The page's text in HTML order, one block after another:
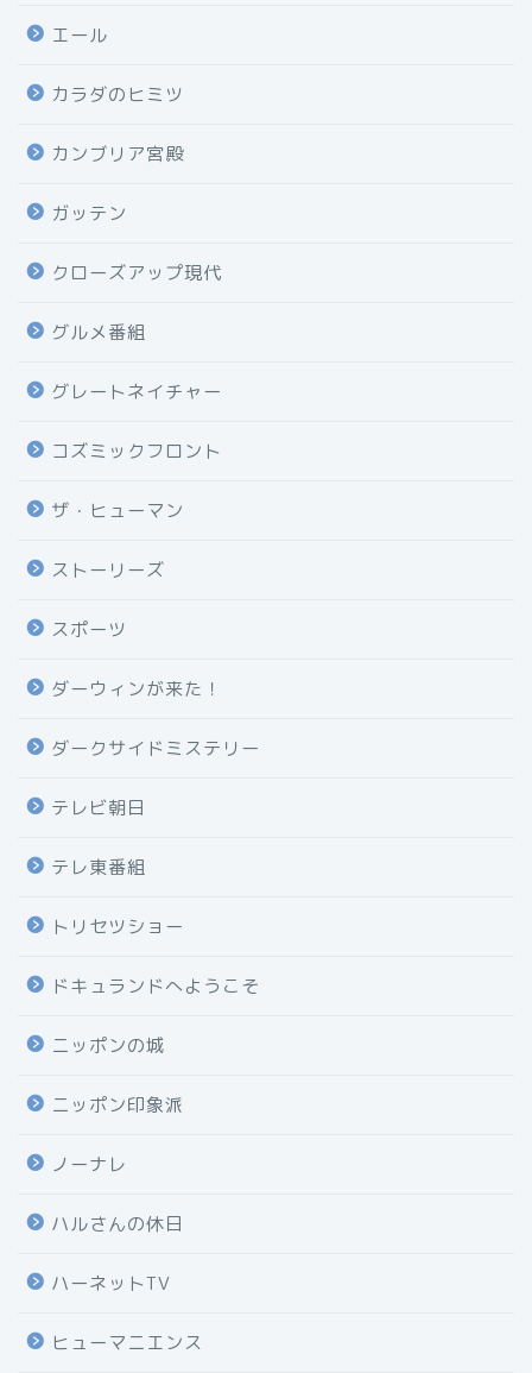
エール
カラダのヒミツ
カンブリア宮殿
ガッテン
クローズアップ現代
グルメ番組
グレートネイチャー
コズミックフロント
ザ・ヒューマン
ストーリーズ
スポーツ
ダーウィンが来た！
ダークサイドミステリー
テレビ朝日
テレ東番組
トリセツショー
ドキュランドへようこそ
ニッポンの城
ニッポン印象派
ノーナレ
ハルさんの休日
ハーネットTV
ヒューマニエンス